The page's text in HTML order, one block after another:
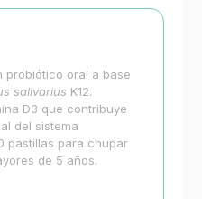
probiótico oral a base
salivarius K12.
D3 que contribuye
del sistema
pastillas para chupar
de 5 años.